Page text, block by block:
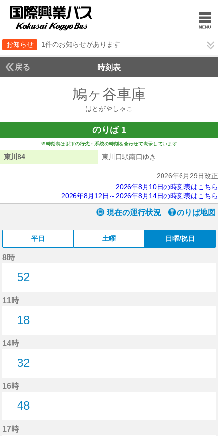
お知らせ 1件のお知らせがあります
戻る 時刻表
鳩ヶ谷車庫
はとがやしゃこ
のりば 1
※時刻表は以下の行先・系統の時刻を合わせて表示しています
東川84 東川口駅南口ゆき
2026年6月29日改正
2026年8月10日の時刻表はこちら
2026年8月12日～2026年8月14日の時刻表はこちら
現在の運行状況 のりば地図
平日 土曜 日曜/祝日
8時
52
11時
18
14時
32
16時
48
17時